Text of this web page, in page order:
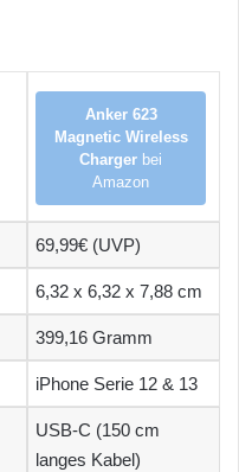
Anker 623
Magnetic Wireless
Charger bei
Amazon
69,99€ (UVP)
6,32 x 6,32 x 7,88 cm
399,16 Gramm
iPhone Serie 12 & 13
USB-C (150 cm
langes Kabel)